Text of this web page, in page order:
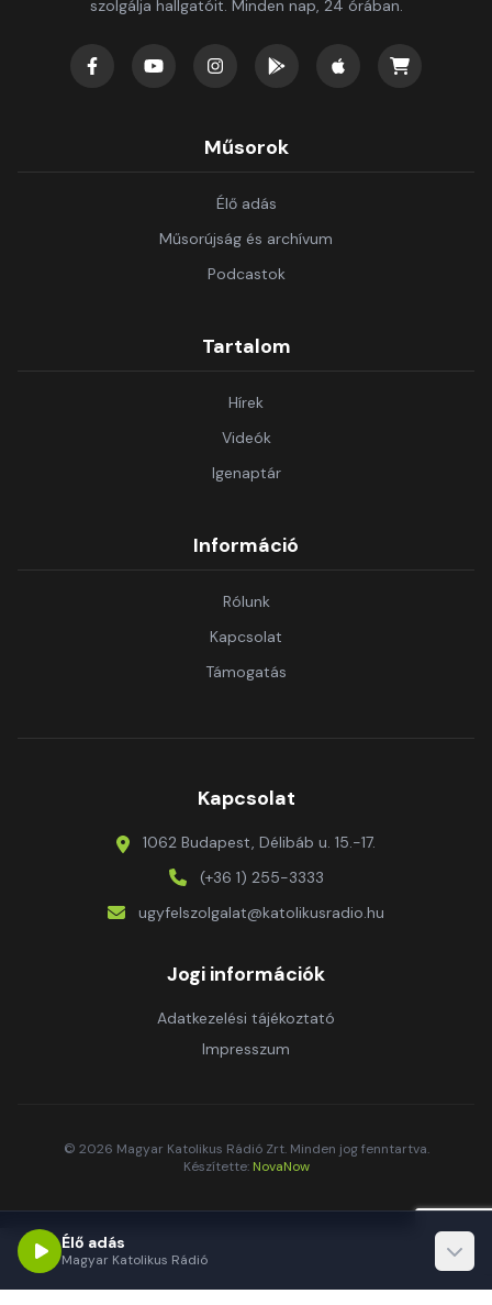
szolgálja hallgatóit. Minden nap, 24 órában.
Műsorok
Élő adás
Műsorújság és archívum
Podcastok
Tartalom
Hírek
Videók
Igenaptár
Információ
Rólunk
Kapcsolat
Támogatás
Kapcsolat
1062 Budapest, Délibáb u. 15.-17.
(+36 1) 255-3333
ugyfelszolgalat@katolikusradio.hu
Jogi információk
Adatkezelési tájékoztató
Impresszum
© 2026 Magyar Katolikus Rádió Zrt. Minden jog fenntartva.
Készítette: NovaNow
Élő adás
Magyar Katolikus Rádió